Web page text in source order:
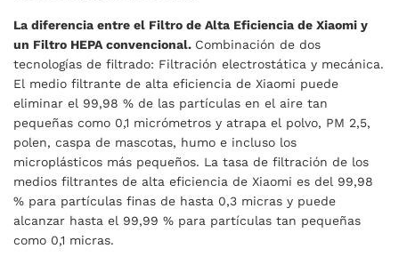
La diferencia entre el Filtro de Alta Eficiencia de Xiaomi y
un Filtro HEPA convencional. Combinación de dos
tecnologías de filtrado: Filtración electrostática y mecánica.
El medio filtrante de alta eficiencia de Xiaomi puede
eliminar el 99,98 % de las partículas en el aire tan
pequeñas como 0,1 micrómetros y atrapa el polvo, PM 2,5,
polen, caspa de mascotas, humo e incluso los
microplásticos más pequeños. La tasa de filtración de los
medios filtrantes de alta eficiencia de Xiaomi es del 99,98
% para partículas finas de hasta 0,3 micras y puede
alcanzar hasta el 99,99 % para partículas tan pequeñas
como 0,1 micras.